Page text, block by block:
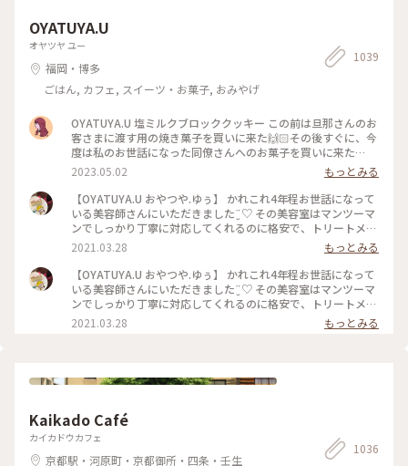
児たちの歌うひな祭りの歌に ほっこり癒され 京都の雅な伝統
行事に 少しふれることができて よかったです🥰 ・ ・ #春色さ
がし #私のことりっぷ旅 #ことりっぷ春の京都・奈良旅 #母娘
旅 #下鴨神社 #流しびな #流し雛 #伝統行事 #桃の節句 #ひな祭
り #お雛様 #お内裏様 #雛人形 #たわわちゃん #京都 #出町柳 #
春 #春の京都 #ことりっぷ京都 #ひとり旅
OYATUYA.U
オヤツヤ ユー
福岡・博多
ごはん, カフェ, スイーツ・お菓子, おみやげ
1039
OYATUYA.U 塩ミルクブロッククッキー この前は旦那さんのお
客さまに渡す用の焼き菓子を買いに来た🙌🏻その後すぐに、今
度は私のお世話になった同僚さんへのお菓子を買いに来た🙌🏻
🙌🏻 大切な人に何かかわいいお菓子渡したいな〜と思ったら
ユーさんのお菓子が我が家では選ばれる☺️ #福岡#桜坂#ガトー
ショコラ#洋菓子#福岡土産#お土産
2023.05.02
もっとみる
【OYATUYA.U おやつや.ゆぅ】 かれこれ4年程お世話になって
いる美容師さんにいただきました¨̮♡︎ その美容室はマンツーマ
ンでしっかり丁寧に対応してくれるのに格安で、トリートメン
トとか押し付けたりしない、とても居心地のいいお店です。 そ
んな素敵な美容師なので、私がおいしいと思うおやつを何度か
差し入れをしていました。 そのお礼と言うことで準備してく
れていました。 このガトーショコラは濃厚でねっとりした食
感、ひとくち食べただけで目と鼻の穴が大きくなってしまうぐ
らいおいしくて大満足なのですが、もちろんひとくちでは終わ
りません( ˙༥˙ )✨ こんなおいしいものをいただけて 私は幸せで
2021.03.28
もっとみる
【OYATUYA.U おやつや.ゆぅ】 かれこれ4年程お世話になって
いる美容師さんにいただきました¨̮♡︎ その美容室はマンツーマ
ンでしっかり丁寧に対応してくれるのに格安で、トリートメン
トとか押し付けたりしない、とても居心地のいいお店です。 そ
んな素敵な美容師なので、私がおいしいと思うおやつを何度か
感、ひとくち食べただけで目と鼻の穴が大きくなってしまうぐ
す( ¯ ¨̯ ¯̥̥ ) 開店前から行列が出来るのも頷けます。 ことりっぷ
にも早いうちに投稿しなくちゃと思っていたお店です。
2021.03.28 もっとみる
Kaikado Café
カイカドウカフェ
京都駅・河原町・京都御所・四条・壬生
1036